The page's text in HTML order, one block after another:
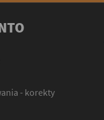
- korekty